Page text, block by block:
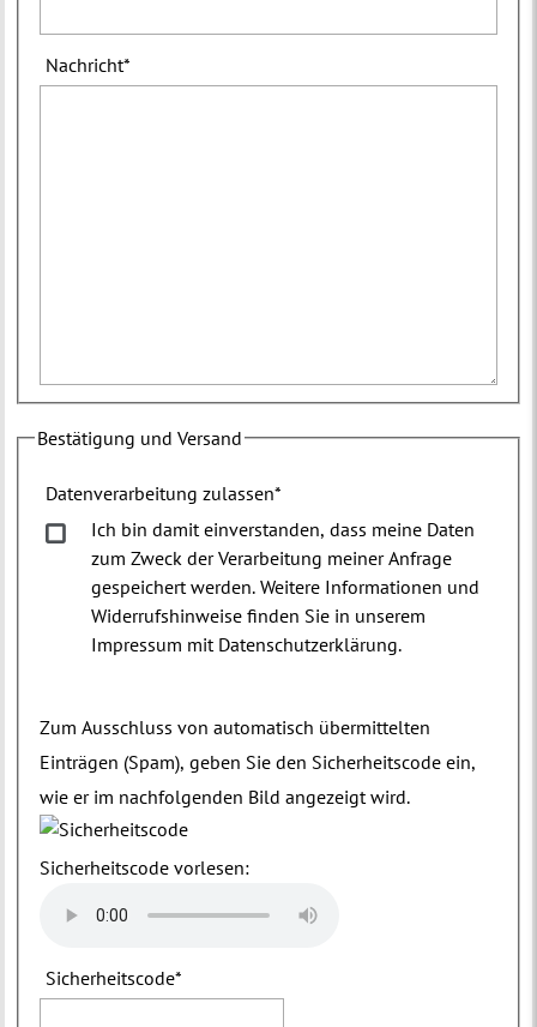
Nachricht*
Bestätigung und Versand
Datenverarbeitung zulassen*
Ich bin damit einverstanden, dass meine Daten
zum Zweck der Verarbeitung meiner Anfrage
gespeichert werden. Weitere Informationen und
Widerrufshinweise finden Sie in unserem
Impressum mit Datenschutzerklärung.
Zum Ausschluss von automatisch übermittelten
Einträgen (Spam), geben Sie den Sicherheitscode ein,
wie er im nachfolgenden Bild angezeigt wird.
Sicherheitscode vorlesen:
Sicherheitscode*